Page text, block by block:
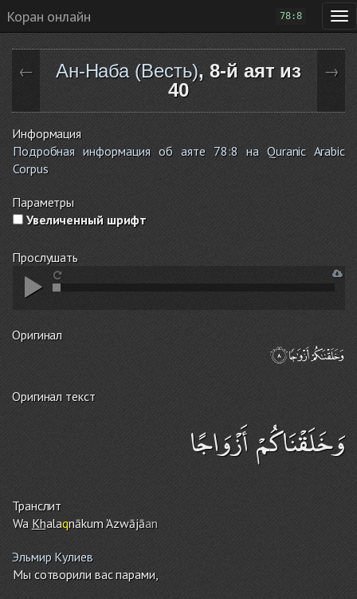
Коран онлайн 78:8
← Ан-Наба (Весть), 8-й аят из
40
→
Информация
Подробная информация об аяте 78:8 на Quranic Arabic
Corpus
Параметры
Увеличенный шрифт
Прослушать
Оригинал
Оригинал текст
وَخَلَقْنَاكُمْ أَزْوَاجًا
Транслит
Wa Khalaqnākum'Azwājāan
Эльмир Кулиев
Мы сотворили вас парами,